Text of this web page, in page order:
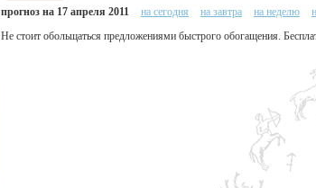
прогноз на 17 апреля 2011 на сегодня на завтра на неделю
Не стоит обольщаться предложениями быстрого обогащения.